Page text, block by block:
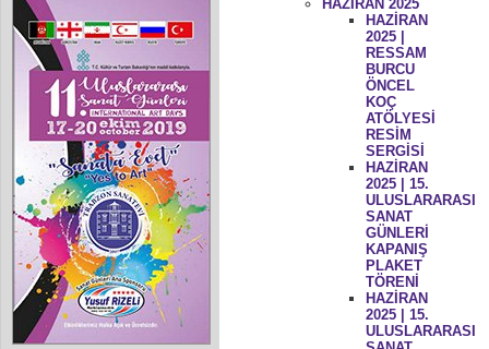
HAZİRAN 2025
HAZİRAN
2025 |
RESSAM
BURCU
ÖNCEL
KOÇ
ATÖLYESİ
RESİM
SERGİSİ
HAZİRAN
2025 | 15.
ULUSLARARASI
SANAT
GÜNLERİ
KAPANIŞ
PLAKET
TÖRENİ
HAZİRAN
2025 | 15.
ULUSLARARASI